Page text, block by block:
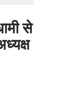
से